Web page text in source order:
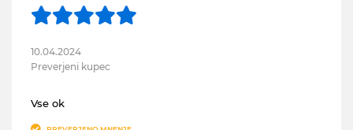
10.04.2024
Preverjeni kupec
Vse ok